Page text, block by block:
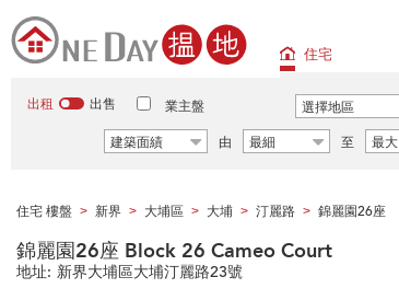
住宅
出租 出售 業主盤 選擇地區
建築面績
由 最細 至 最大
住宅 樓盤 > 新界 > 大埔區 > 大埔 > 汀麗路 > 錦麗園26座
錦麗園26座 Block 26 Cameo Court
地址: 新界大埔區大埔汀麗路23號